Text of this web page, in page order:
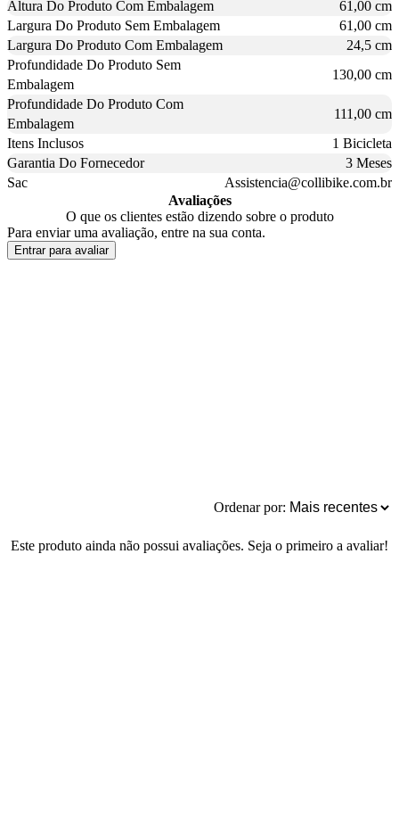
Altura Do Produto Com Embalagem
61,00 cm
Largura Do Produto Sem Embalagem
61,00 cm
Largura Do Produto Com Embalagem
24,5 cm
Profundidade Do Produto Sem
Embalagem
130,00 cm
Profundidade Do Produto Com
Embalagem
111,00 cm
Itens Inclusos
1 Bicicleta
Garantia Do Fornecedor
3 Meses
Sac
Assistencia@collibike.com.br
Avaliações
O que os clientes estão dizendo sobre o produto
Para enviar uma avaliação, entre na sua conta.
Entrar para avaliar
Ordenar por:
Este produto ainda não possui avaliações. Seja o primeiro a avaliar!